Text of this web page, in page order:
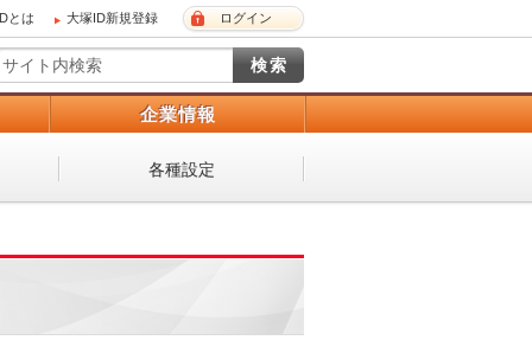
とは 大塚ID新規登録 ログイン
企業情報
各種設定